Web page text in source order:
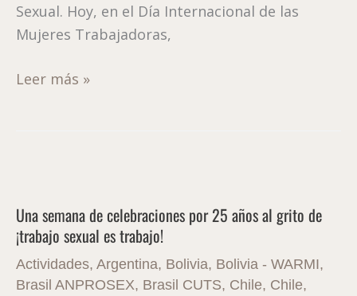
Sexual. Hoy, en el Día Internacional de las
Mujeres Trabajadoras,
Leer más »
Una semana de celebraciones por 25 años al grito de
¡trabajo sexual es trabajo!
Actividades, Argentina, Bolivia, Bolivia - WARMI,
Brasil ANPROSEX, Brasil CUTS, Chile, Chile,
de
celebraciones
por
25